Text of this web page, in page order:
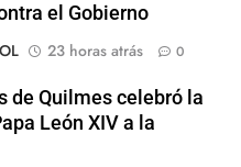
el Gobierno
23 horas atrás 0
de Quilmes celebró la
León XIV a la